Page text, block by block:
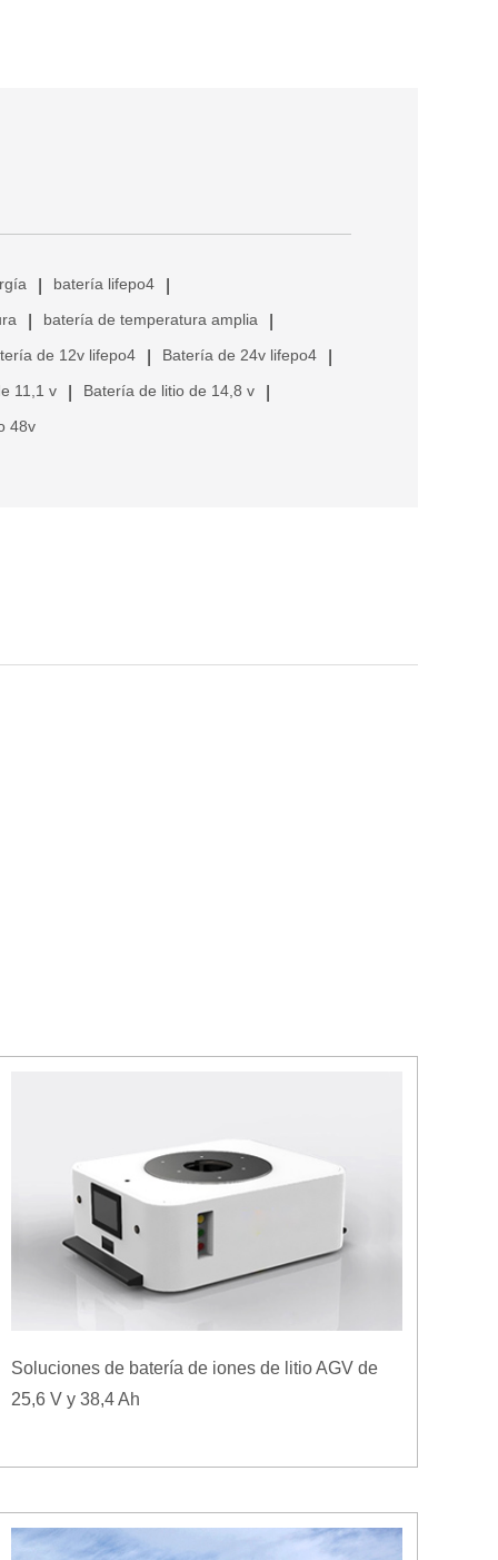
batería lifepo4
batería de temperatura amplia
de 12v lifepo4 Batería de 24v lifepo4
11,1 v Batería de litio de 14,8 v
48v
Soluciones de batería de iones de litio AGV de
25,6 V y 38,4 Ah